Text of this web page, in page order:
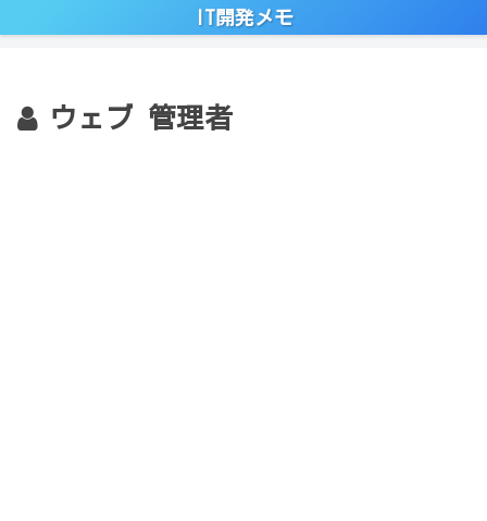
IT開発メモ
ウェブ 管理者